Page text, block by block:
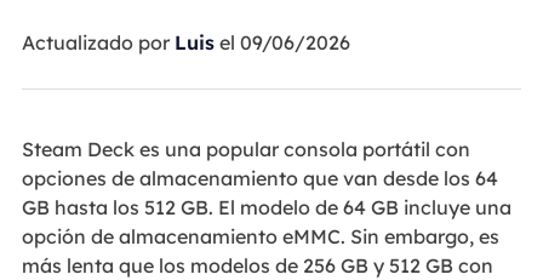
Actualizado por Luisel 09/06/2026
Steam Deck es una popular consola portátil con
opciones de almacenamiento que van desde los 64
GB hasta los 512 GB. El modelo de 64 GB incluye una
opción de almacenamiento eMMC. Sin embargo, es
más lenta que los modelos de 256 GB y 512 GB con